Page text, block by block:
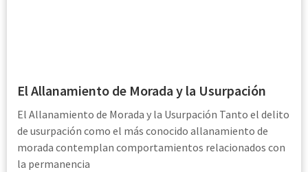
El Allanamiento de Morada y la Usurpación
El Allanamiento de Morada y la Usurpación Tanto el delito
de usurpación como el más conocido allanamiento de
morada contemplan comportamientos relacionados con
la permanencia